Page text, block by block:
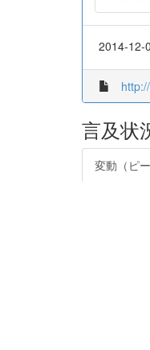
2014-12-
言及状
変動（ピ